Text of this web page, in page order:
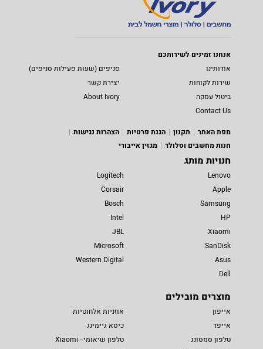
אנחנו זמינים לשירותכם
אודותינו
סניפים (שעות פעילות סניפים)
שירות לקוחות
יצירת קשר
ביטול עסקה
About Ivory
Contact Us
מפת האתר
תקנון הגנת פרטיות
הצהרות נגישות
חנות מחשבים וסלולר
מגזין אייבורי
חנויות מותג
Lenovo
Apple
Samsung
HP
Xiaomi
SanDisk
Asus
Dell
Logitech
Corsair
Bosch
Intel
JBL
Microsoft
Western Digital
מוצרים מובילים
אייפון
אייפד
טלפון סמסונג
אוזניות אלחוטיות
כיסא גיימינג
טלפון שיאומי - Xiaomi